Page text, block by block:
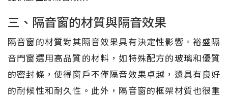
三、隔音窗的材質與隔音效果
隔音窗的材質對其隔音效果具有決定性影響。裕盛隔
音門窗選用高品質的材料，如特殊配方的玻璃和優質
的密封條，使得窗戶不僅隔音效果卓越，還具有良好
的耐候性和耐久性。此外，隔音窗的框架材質也很重